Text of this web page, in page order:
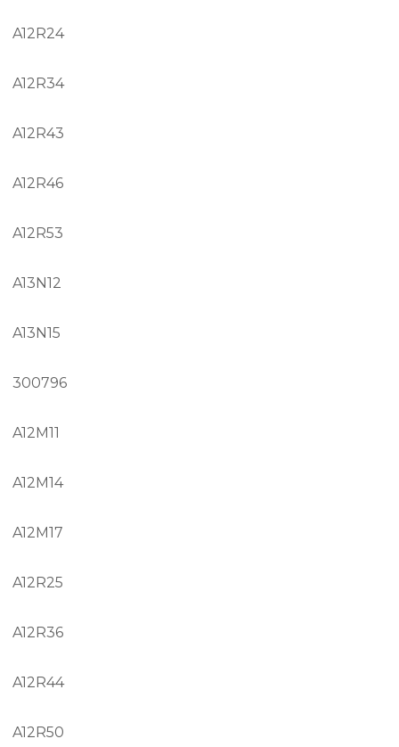
A12R24
A12R34
A12R43
A12R46
A12R53
A13N12
A13N15
300796
A12M11
A12M14
A12M17
A12R25
A12R36
A12R44
A12R50